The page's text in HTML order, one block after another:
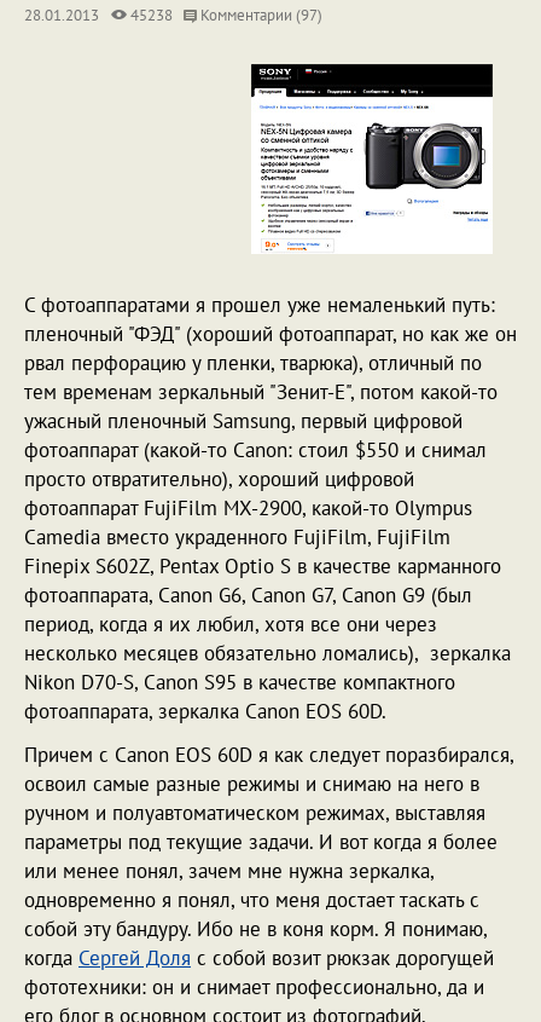
28.01.2013 45238 Комментарии (97)
С фотоаппаратами я прошел уже немаленький путь:
пленочный "ФЭД" (хороший фотоаппарат, но как же он
рвал перфорацию у пленки, тварюка), отличный по
тем временам зеркальный "Зенит-Е", потом какой-то
ужасный пленочный Samsung, первый цифровой
фотоаппарат (какой-то Canon: стоил $550 и снимал
просто отвратительно), хороший цифровой
фотоаппарат FujiFilm MX-2900, какой-то Olympus
Camedia вместо украденного FujiFilm, FujiFilm
Finepix S602Z, Pentax Optio S в качестве карманного
фотоаппарата, Canon G6, Canon G7, Canon G9 (был
период, когда я их любил, хотя все они через
несколько месяцев обязательно ломались), зеркалка
Nikon D70-S, Canon S95 в качестве компактного
фотоаппарата, зеркалка Canon EOS 60D.
Причем с Canon EOS 60D я как следует поразбирался,
освоил самые разные режимы и снимаю на него в
ручном и полуавтоматическом режимах, выставляя
параметры под текущие задачи. И вот когда я более
или менее понял, зачем мне нужна зеркалка,
одновременно я понял, что меня достает таскать с
собой эту бандуру. Ибо не в коня корм. Я понимаю,
когда Сергей Доля с собой возит рюкзак дорогущей
фототехники: он и снимает профессионально, да и
его блог в основном состоит из фотографий.